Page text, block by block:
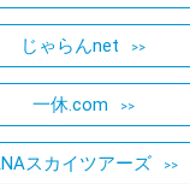
じゃらんnet
一休.com
スカイツアーズ